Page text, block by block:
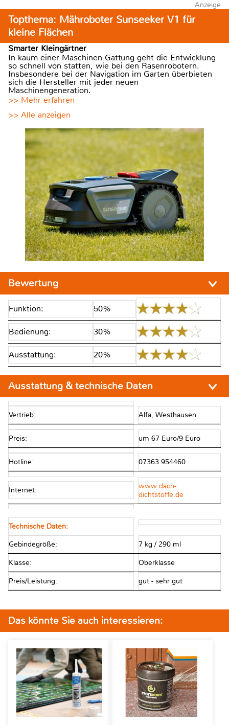
Anzeige
Topthema: Mähroboter Sunseeker V1 für
kleine Flächen
Smarter Kleingärtner
In kaum einer Maschinen-Gattung geht die Entwicklung
so schnell von statten, wie bei den Rasenrobotern.
Insbesondere bei der Navigation im Garten überbieten
sich die Hersteller mit jeder neuen
Maschinengeneration.
>> Mehr erfahren
>> Alle anzeigen
Bewertung
Funktion: 50%
Bedienung: 30%
Ausstattung: 20%
Ausstattung & technische Daten
Vertrieb: Alfa, Westhausen
Preis: um 67 Euro/9 Euro
Hotline: 07363 954460
Internet:
www.dach-
dichtstoffe.de
Technische Daten:
Gebindegröße: 7 kg / 290 ml
Klasse: Oberklasse
Preis/Leistung: gut - sehr gut
Das könnte Sie auch interessieren: